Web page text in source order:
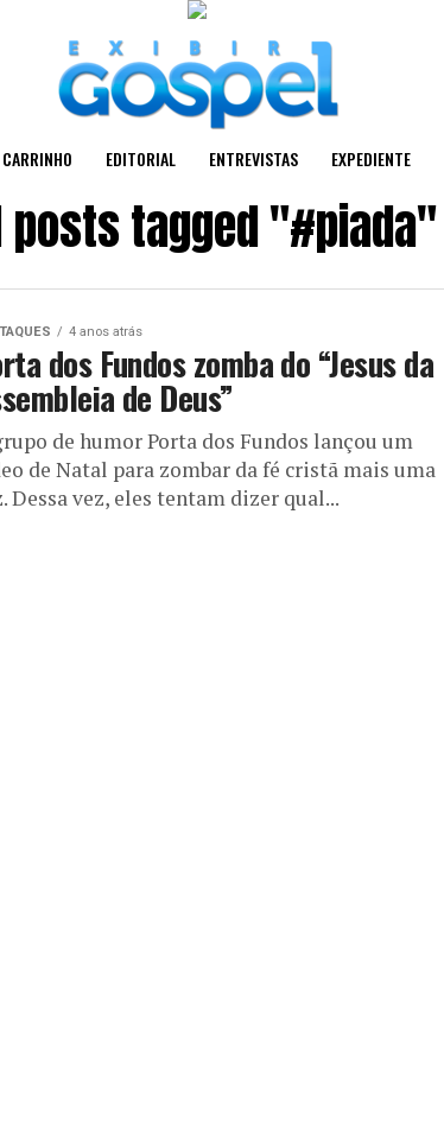
CARRINHO EDITORIAL ENTREVISTAS EXPEDIENTE
posts tagged "#piada"
4 anos atrás
dos Fundos zomba do “Jesus da
de Deus”
de humor Porta dos Fundos lançou um
de Natal para zombar da fé cristã mais uma
Dessa vez, eles tentam dizer qual...